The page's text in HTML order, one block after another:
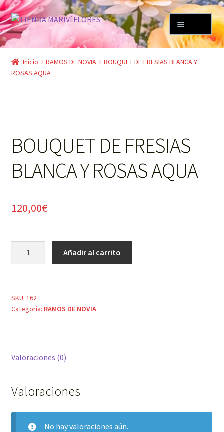
Ir
a
la
navegación
Ir
al
contenido
TIENDA
el
Mi cuenta
Inicio RAMOS DE NOVIA
BOUQUET DE FRESIAS BLANCA Y
ROSAS AQUA
BOUQUET DE FRESIAS
BLANCA Y ROSAS AQUA
120,00€
Y
ROSAS
Añadir al carrito
SKU: 162
Categoría: RAMOS DE NOVIA
Valoraciones (0)
Valoraciones
No hay valoraciones aún.